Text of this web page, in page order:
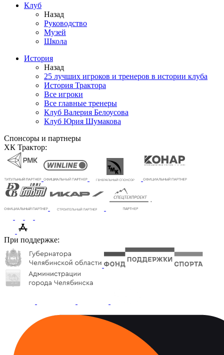
Клуб
Назад
Руководство
Музей
Школа
История
Назад
25 лучших игроков и тренеров в истории клуба
История Трактора
Все игроки
Все главные тренеры
Клуб Валерия Белоусова
Клуб Юрия Шумакова
Спонсоры и партнеры
ХК Трактор:
При поддержке: